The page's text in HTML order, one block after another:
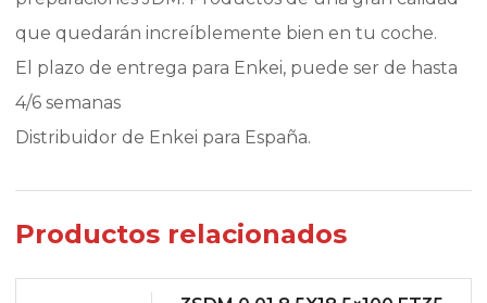
que quedarán increíblemente bien en tu coche.
El plazo de entrega para Enkei, puede ser de hasta
4/6 semanas
Distribuidor de Enkei para España.
Productos relacionados